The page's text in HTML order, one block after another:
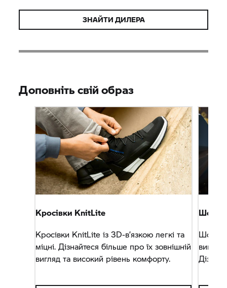
ЗНАЙТИ ДИЛЕРА
Доповніть свій образ
Кросівки KnitLite
Кросівки KnitLite із 3D-в’язкою легкі та
міцні. Дізнайтеся більше про їх зовнішній
вигляд та високий рівень комфорту.
Шолом
Шолом